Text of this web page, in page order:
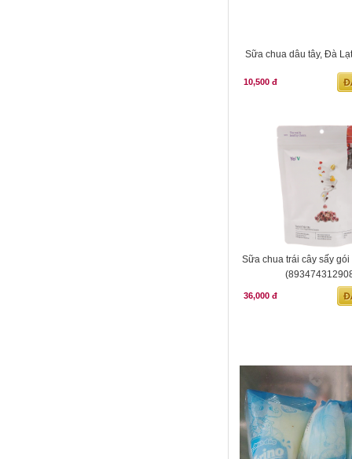
Sữa chua dâu tây, Đà
10,500 đ
Sữa chua trái cây sấy
36,000 đ